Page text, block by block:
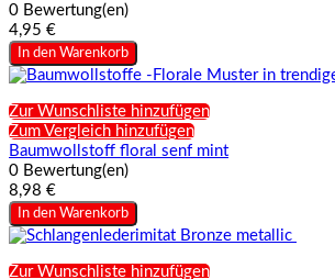
0 Bewertung(en)
4,95 €
In den Warenkorb
Zur Wunschliste hinzufügen
Zum Vergleich hinzufügen
Baumwollstoff floral senf mint
0 Bewertung(en)
8,98 €
In den Warenkorb
Zur Wunschliste hinzufügen